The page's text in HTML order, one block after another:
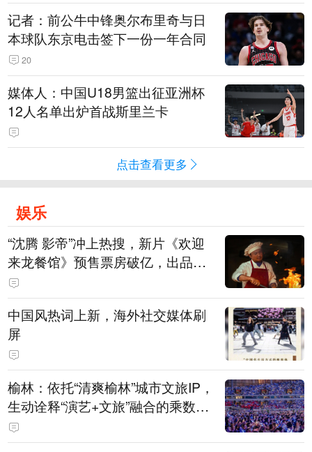
记者：前公牛中锋奥尔布里奇与日
本球队东京电击签下一份一年合同
20
媒体人：中国U18男篮出征亚洲杯
12人名单出炉首战斯里兰卡
点击查看更多
娱乐
“沈腾 影帝”冲上热搜，新片《欢迎
来龙餐馆》预售票房破亿，出品方
股价大涨！沈腾主演电影票房已破4
15亿元
中国风热词上新，海外社交媒体刷
屏
榆林：依托“清爽榆林”城市文旅IP，
生动诠释“演艺+文旅”融合的乘数效
应